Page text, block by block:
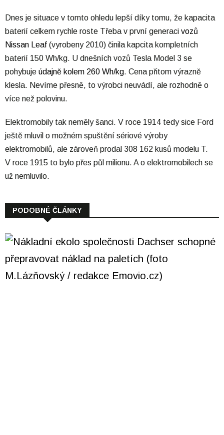
Dnes je situace v tomto ohledu lepší díky tomu, že kapacita
baterií celkem rychle roste Třeba v první generaci vozů
Nissan Leaf (vyrobeny 2010) činila kapcita kompletních
baterií 150 Wh/kg. U dnešních vozů Tesla Model 3 se
pohybuje údajně kolem 260 Wh/kg. Cena přitom výrazně
klesla. Nevíme přesně, to výrobci neuvádí, ale rozhodně o
více než polovinu.
Elektromobily tak neměly šanci. V roce 1914 tedy sice Ford
ještě mluvil o možném spuštění sériové výroby
elektromobilů, ale zároveň prodal 308 162 kusů modelu T.
V roce 1915 to bylo přes půl milionu. A o elektromobilech se
už nemluvilo.
PODOBNÉ ČLÁNKY